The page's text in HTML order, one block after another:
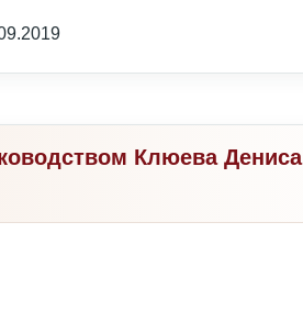
Клюева Дениса